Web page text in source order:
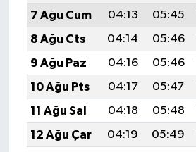
7 Ağu Cum 04:13 05:45
8 Ağu Cts
04:14 05:46
9 Ağu Paz
04:16 05:46
10 Ağu Pts
04:17 05:47
11 Ağu Sal
04:18 05:48
12 Ağu Çar
04:19 05:49